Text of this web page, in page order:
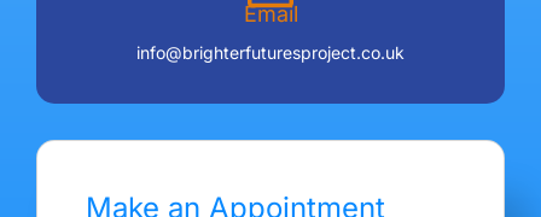
Email
info@brighterfuturesproject.co.uk
Make an Appointment